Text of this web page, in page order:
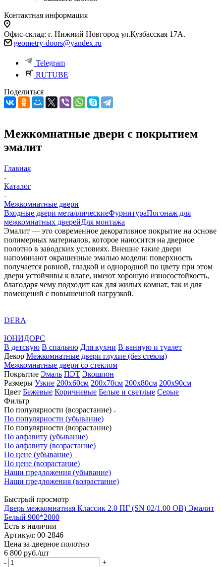
Контактная информация
Офис-склад: г. Нижний Новгород ул.Кузбасская 17А.
geometry-doors@yandex.ru
Telegram
RUTUBE
Поделиться
Межкомнатные двери с покрытием
эмалит
Главная
-
Каталог
-
Межкомнатные двери
Входные двери металлическиеФурнитураПогонаж для
межкомнатных дверейДля монтажа
Эмалит — это современное декоративное покрытие на основе
полимерных материалов, которое наносится на дверное
полотно в заводских условиях. Внешне такие двери
напоминают окрашенные эмалью модели: поверхность
получается ровной, гладкой и однородной по цвету при этом
двери устойчивы к влаге, имеют хорошую износостойкость,
благодаря чему подходит как для жилых комнат, так и для
помещений с повышенной нагрузкой.
DERA
ЮНИДОРС
В детскую В спальню Для кухни В ванную и туалет
Декор Межкомнатные двери глухие (без стекла)
Межкомнатные двери со стеклом
Покрытие Эмаль ПЭТ Экошпон
Размеры Узкие 200x60см 200x70см 200х80см 200х90см
Цвет Бежевые Коричневые Белые и светлые Серые
Фильтр
По популярности (возрастание)
По популярности (убывание)
По популярности (возрастание)
По алфавиту (убывание)
По алфавиту (возрастание)
По цене (убывание)
По цене (возрастание)
Наши предложения (убывание)
Наши предложения (возрастание)
Быстрый просмотр
Дверь межкомнатная Классик 2.0 ПГ (SN 02/1.00 OB) Эмалит
Белый 900*2000
Есть в наличии
Артикул: 00-2846
Цена за дверное полотно
6 800 руб./шт
-
+